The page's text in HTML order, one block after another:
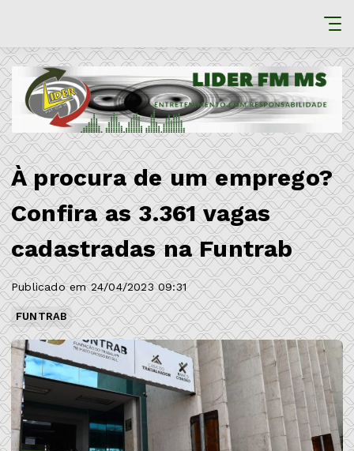
À procura de um emprego?
Confira as 3.361 vagas
cadastradas na Funtrab
Publicado em 24/04/2023 09:31
FUNTRAB